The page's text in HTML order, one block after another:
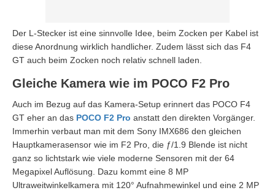
Der L-Stecker ist eine sinnvolle Idee, beim Zocken per Kabel ist
diese Anordnung wirklich handlicher. Zudem lässt sich das F4
GT auch beim Zocken noch relativ schnell laden.
Gleiche Kamera wie im POCO F2 Pro
Auch im Bezug auf das Kamera-Setup erinnert das POCO F4
GT eher an das POCO F2 Pro anstatt den direkten Vorgänger.
Immerhin verbaut man mit dem Sony IMX686 den gleichen
Hauptkamerasensor wie im F2 Pro, die ƒ/1.9 Blende ist nicht
ganz so lichtstark wie viele moderne Sensoren mit der 64
Megapixel Auflösung. Dazu kommt eine 8 MP
Ultraweitwinkelkamera mit 120° Aufnahmewinkel und eine 2 MP